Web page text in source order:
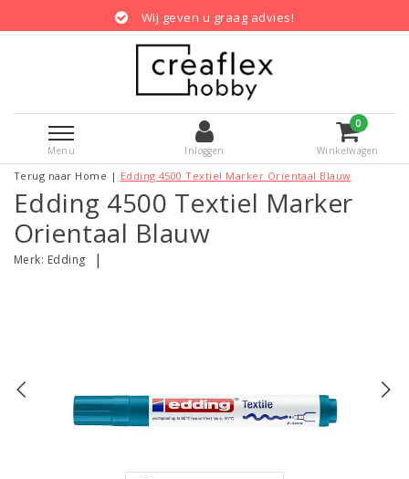
Wij geven u graag advies!
Menu Inloggen
0
Winkelwagen
Terug naar Home | Edding 4500 Textiel Marker Orientaal Blauw
Edding 4500 Textiel Marker
Orientaal Blauw
Merk: Edding |